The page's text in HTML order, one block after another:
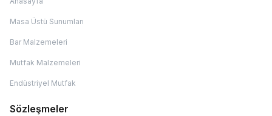
Masa Üstü Sunumları
Bar Malzemeleri
Mutfak Malzemeleri
Endüstriyel Mutfak
Sözleşmeler